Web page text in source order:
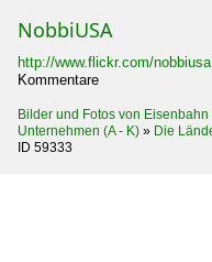
NobbiUSA
http://www.flickr.com/nobbiusa
Kommentare
Bilder und Fotos von
Unternehmen (A - K) » Die
ID 59333